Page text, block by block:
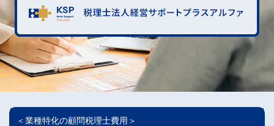
＜業種特化の顧問税理士費用＞